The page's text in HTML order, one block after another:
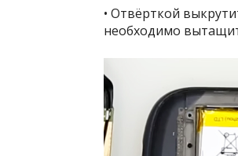
• Отвёрткой
необходимо